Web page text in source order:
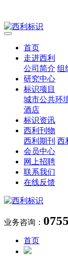
首页
走进西利
公司简介 组
研究中心
标识项目
城市公共环
酒店
标识资讯
西利刊物
西利期刊 西
会员中心
网上招聘
联系我们
在线反馈
业务咨询：
首页